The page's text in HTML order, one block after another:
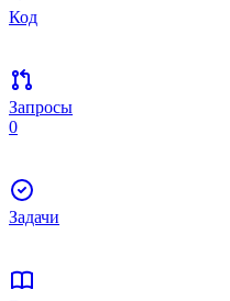
Код
Запросы
0
Задачи